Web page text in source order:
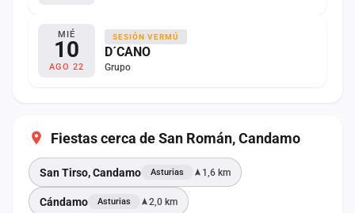
MIÉ
10
AGO 22
SESIÓN VERMÚ
D´CANO
Grupo
Fiestas cerca de San Román, Candamo
San Tirso, Candamo Asturias 1,6 km
Cándamo Asturias 2,0 km